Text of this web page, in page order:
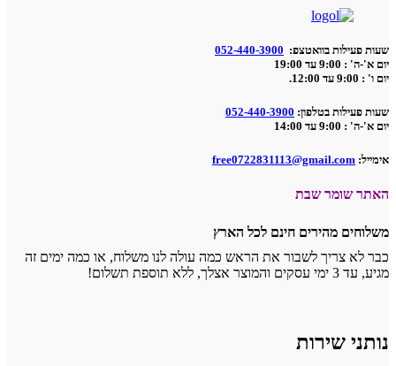
שעות פעילות בוואטצפ: 052-440-3900
יום א'-ה' : 9:00 עד 19:00
יום ו' : 9:00 עד 12:00.
שעות פעילות בטלפון: 052-440-3900
יום א'-ה' : 9:00 עד 14:00
אימייל: free0722831113@gmail.com
האתר שומר שבת
משלוחים מהירים חינם לכל הארץ
כבר לא צריך לשבור את הראש כמה עולה לנו משלוח, או כמה ימים זה
מגיע, עד 3 ימי עסקים והמוצר אצלך, ללא תוספת תשלום!
נותני שירות